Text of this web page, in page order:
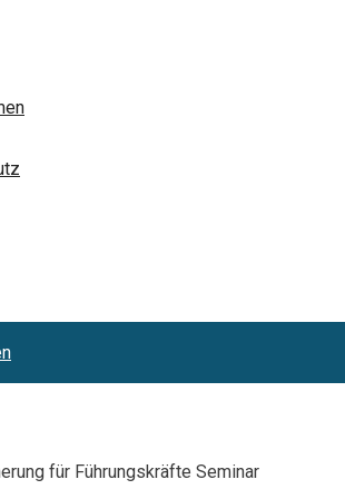
für Führungskräfte Seminar